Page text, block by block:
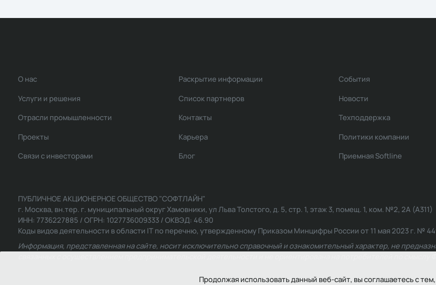
Продолжая использовать данный веб-сайт, вы соглашаетесь с
О нас
Услуги и решения
Отрасли промышленности
Проекты
Связи с инвесторами
Раскрытие информации
Список партнеров
Контакты
Карьера
Блог
События
Новости
Техподдержка
Политики компании
Приемная Softline
ПУБЛИЧНОЕ АКЦИОНЕРНОЕ ОБЩЕСТВО "СОФТЛАЙН"
г. Москва, вн.тер. г. муниципальный округ Хамовники, ул Льва Толстого, д. 5, стр. 1, этаж 3, помещ. 1, ком. №2, 2А (А311)
ИНН: 7736227885 / ОГРН: 1027736009333 / ОКВЭД: 46.90
Коды видов деятельности в области IT по перечню, утвержденному Приказом Минцифры России от 11 мая 2023 г. №
Информация, представленная на сайте, носит исключительно справочный и ознакомительный характер, не